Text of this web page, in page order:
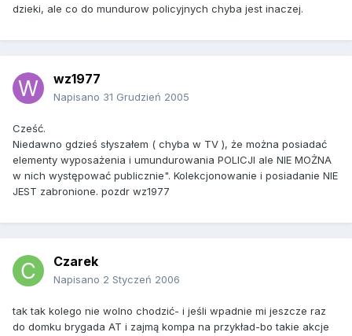
dzieki, ale co do mundurow policyjnych chyba jest inaczej.
wz1977
Napisano 31 Grudzień 2005
Cześć.
Niedawno gdzieś słyszałem ( chyba w TV ), że można posiadać
elementy wyposażenia i umundurowania POLICJI ale NIE MOŻNA
w nich występować publicznie". Kolekcjonowanie i posiadanie NIE
JEST zabronione. pozdr wz1977
Czarek
Napisano 2 Styczeń 2006
tak tak kolego nie wolno chodzić- i jeśli wpadnie mi jeszcze raz
do domku brygada AT i zajmą kompa na przykład-bo takie akcje